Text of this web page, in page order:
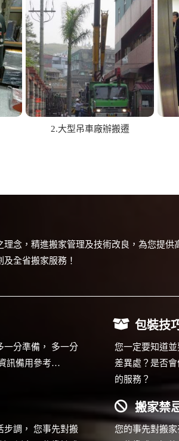
7.鋼琴烤漆防護處理
念，精進搬家管理及技術改良，為您提供
全省搬家服務！
一分準備， 多一分
訊備用參考…
包裝技
您一定要知道
差異處？是否
的服務？
步調， 您事先對搬
搬家禁
您的事先對搬